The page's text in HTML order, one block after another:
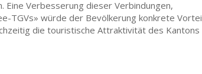
Verbesserung dieser Verbindungen,
TGVs» würde der Bevölkerung konkrete
die touristische Attraktivität des Kantons